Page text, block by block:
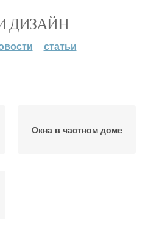
ДИЗАЙН
статьи
Окна в частном доме